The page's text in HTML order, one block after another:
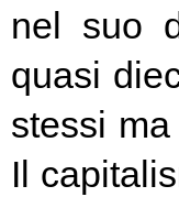
nel suo
quasi
stessi
Il